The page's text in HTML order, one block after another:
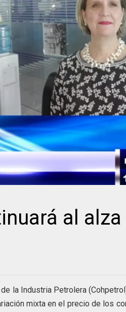
al alza
la Industria Petrolera
mixta en el precio de los